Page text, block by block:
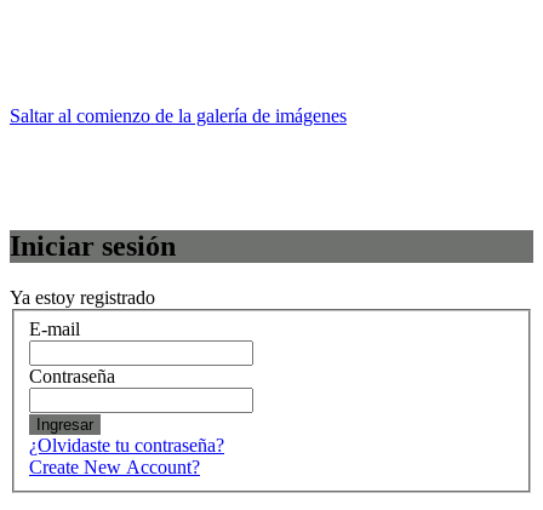
Saltar al comienzo de la galería de imágenes
Iniciar sesión
Ya estoy registrado
E-mail
Contraseña
Ingresar
¿Olvidaste tu contraseña?
Create New Account?